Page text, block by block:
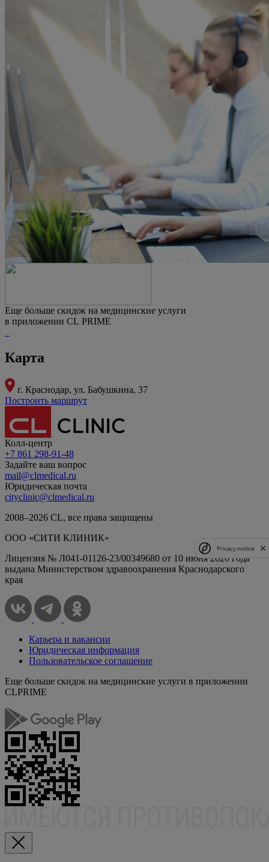
Еще больше скидок на медицинские услуги
в приложении CL PRIME
Карта
г. Краснодар, ул. Бабушкина, 37
Построить маршрут
Колл-центр
+7 861 298-91-48
Задайте ваш вопрос
mail@clmedical.ru
Юридическая почта
cityclinic@clmedical.ru
2008–2026 СL, все права защищены
ООО «СИТИ КЛИНИК»
Лицензия № Л041-01126-23/00349680 от 10 июня 2020 года
выдана Министерством здравоохранения Краснодарского
края
Карьера и вакансии
Юридическая информация
Пользовательское соглашение
Еще больше скидок на медицинские услуги в приложении
CLPRIME
Privacy notice